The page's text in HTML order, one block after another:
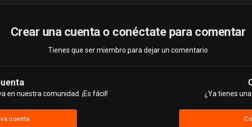
Crear una cuenta o conéctate para comentar
Tienes que ser miembro para dejar un comentario
en nuestra comunidad. ¡Es fácil!
cuenta
¿Ya tienes